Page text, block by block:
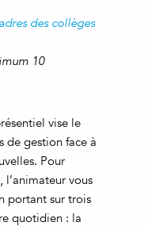
des collèges
10
vise le
de gestion face à
Pour
l’animateur vous
portant sur trois
quotidien : la